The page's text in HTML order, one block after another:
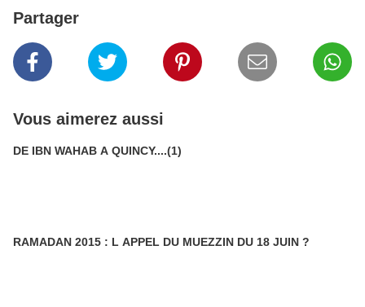
Partager
Vous aimerez aussi
DE IBN WAHAB A QUINCY....(1)
RAMADAN 2015 : L APPEL DU MUEZZIN DU 18 JUIN ?